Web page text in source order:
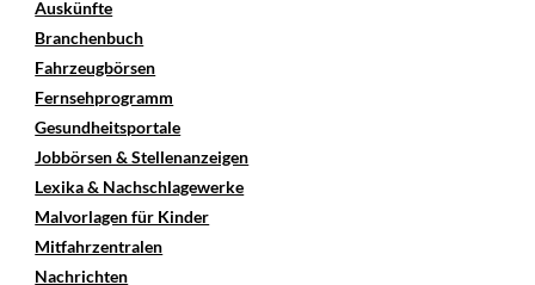
Auskünfte
Branchenbuch
Fahrzeugbörsen
Fernsehprogramm
Gesundheitsportale
Jobbörsen & Stellenanzeigen
Lexika & Nachschlagewerke
Malvorlagen für Kinder
Mitfahrzentralen
Nachrichten